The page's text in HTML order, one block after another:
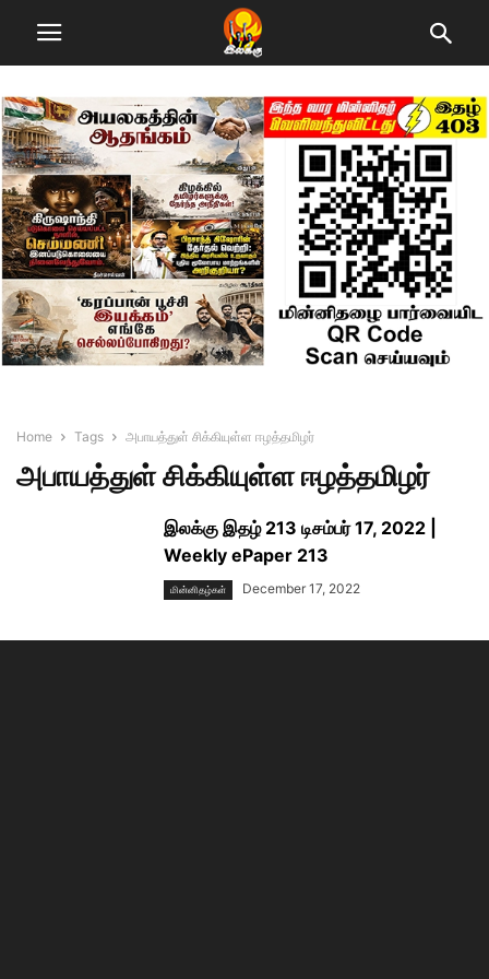
Home Tags அபாயத்துள் சிக்கியுள்ள ஈழத்தமிழர்
அபாயத்துள் சிக்கியுள்ள ஈழத்தமிழர்
இலக்கு இதழ் 213 டிசம்பர் 17, 2022 |
Weekly ePaper 213
மின்னிதழ்கள் December 17, 2022